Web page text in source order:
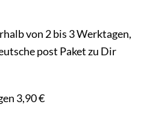
von 2 bis 3 Werktagen,
post Paket zu Dir
3,90 €